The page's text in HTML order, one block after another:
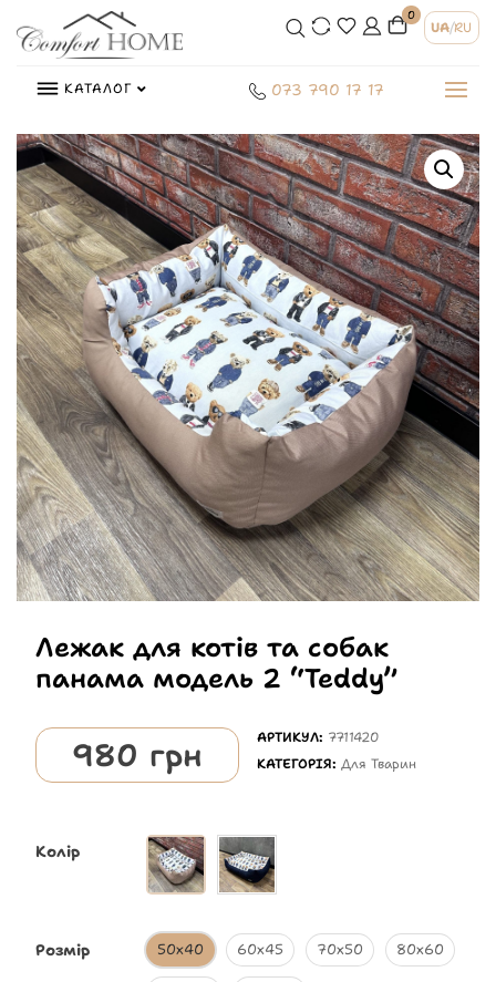
0
UA/RU
КАТАЛОГ 073 790 17 17
Лежак для котів та собак
панама модель 2 “Teddy”
980 грн АРТИКУЛ: 7711420
КАТЕГОРІЯ:Для Тварин
Колір
Розмір 50х40 60х45 70х50 80х60